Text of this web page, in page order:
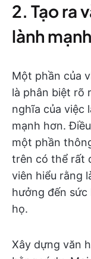
2. Tạo ra
lành mạnh
Một phần của
là phân biệt rõ
nghĩa của việc
mạnh hơn.
một phần
trên có thể rất
viên hiểu rằng
hưởng đến
họ.
Xây dựng văn